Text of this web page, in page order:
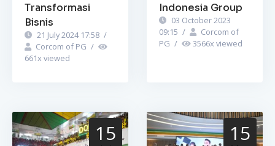
Transformasi
Bisnis
21 July 2024 17:58 /
Corcom of PG /
661x viewed
Indonesia Group
03 October 2023
09:15 /
Corcom of
PG / 3566x viewed
15 15